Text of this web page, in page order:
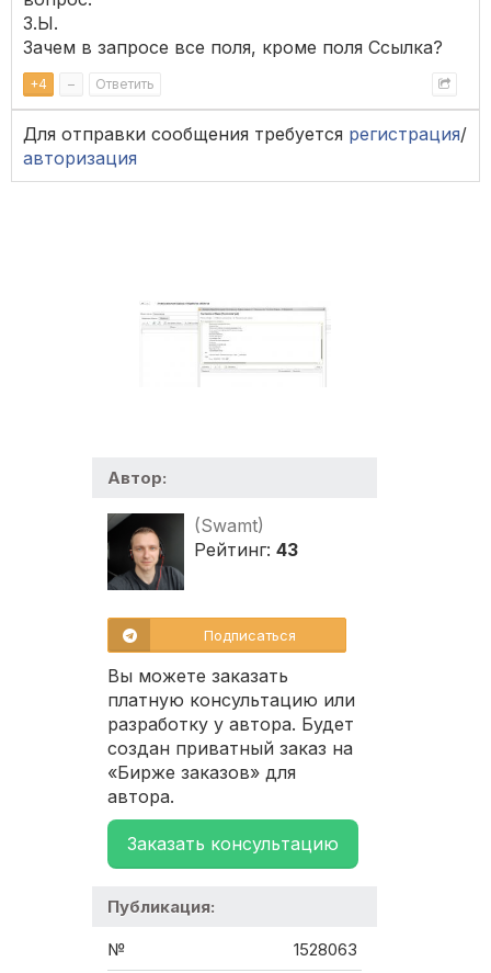
З.Ы.
Зачем в запросе все поля, кроме поля Ссылка?
+4 – Ответить
Для отправки сообщения требуется регистрация/
авторизация
Автор:
(Swamt)
Рейтинг: 43
Подписаться
Вы можете заказать
платную консультацию или
разработку у автора. Будет
создан приватный заказ на
«Бирже заказов» для
автора.
Заказать консультацию
Публикация:
№ 1528063